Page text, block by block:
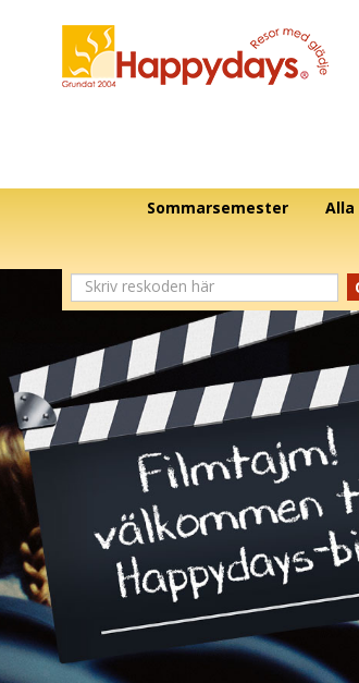
Sommarsemester